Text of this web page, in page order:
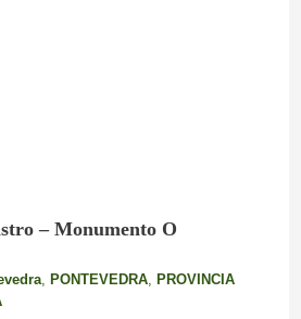
– Monumento O
, PONTEVEDRA, PROVINCIA